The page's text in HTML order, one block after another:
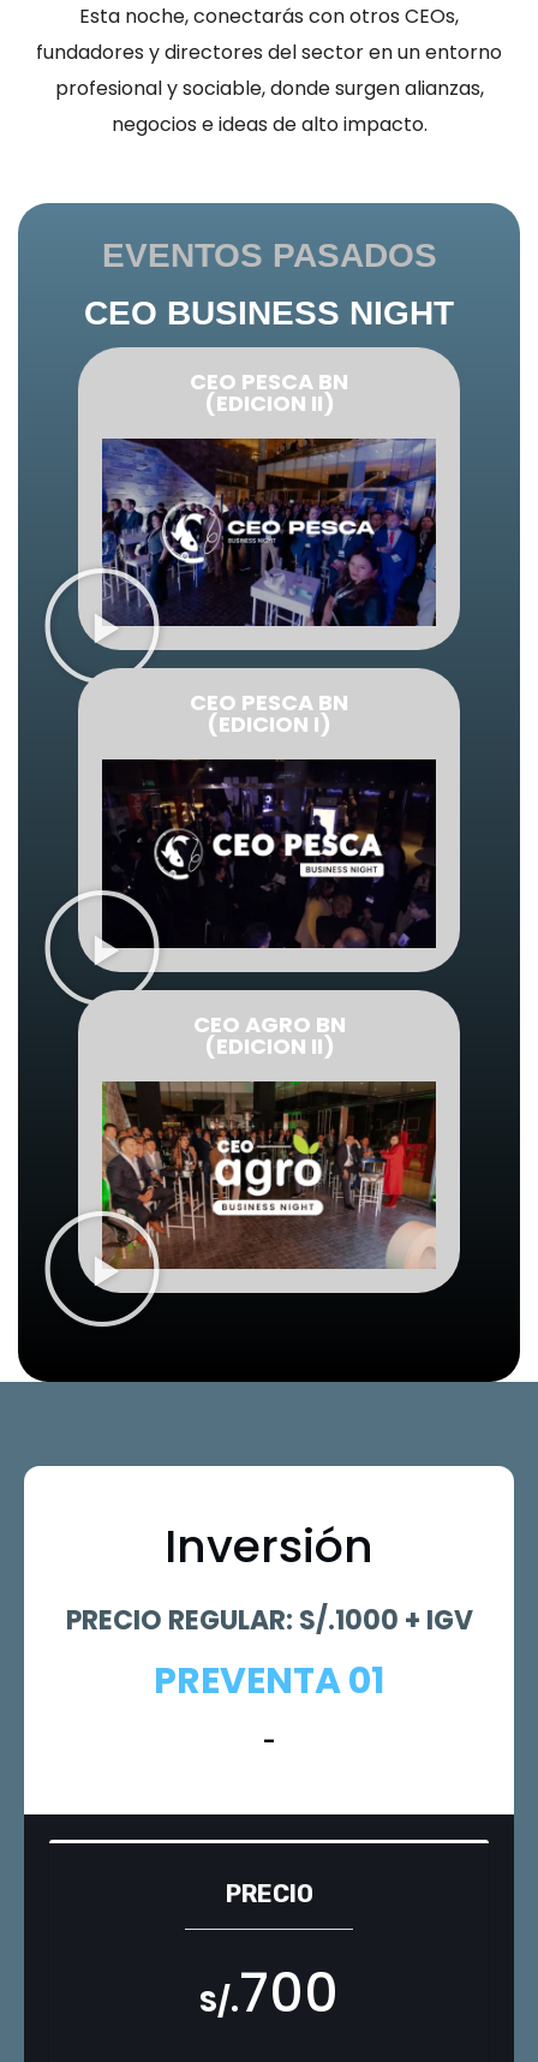
Esta noche, conectarás con otros CEOs,
fundadores y directores del sector en un entorno
profesional y sociable, donde surgen alianzas,
negocios e ideas de alto impacto.
EVENTOS PASADOS
CEO BUSINESS NIGHT
CEO PESCA BN
(EDICION II)
CEO PESCA BN
(EDICION I)
CEO AGRO BN
(EDICION II)
Inversión
PRECIO REGULAR: S/.1000 + IGV
PREVENTA 01
-
PRECIO
S/.700